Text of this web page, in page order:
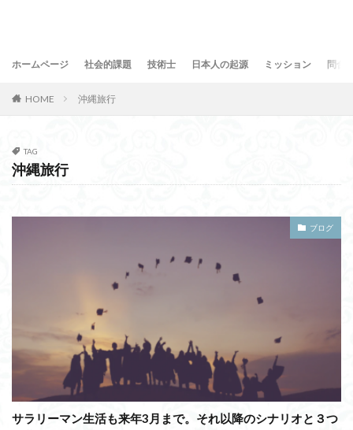
ホームページ 社会的課題 技術士 日本人の起源 ミッション 問合
HOME 沖縄旅行
TAG
沖縄旅行
ブログ
サラリーマン生活も来年3月まで。それ以降のシナリオと３つ